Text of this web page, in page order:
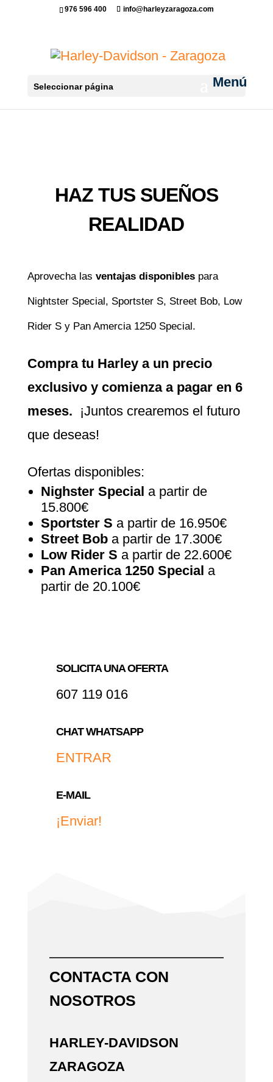
976 596 400 info@harleyzaragoza.com
Seleccionar página
HAZ TUS SUEÑOS
REALIDAD
Aprovecha las ventajas disponiblespara
Nightster Special, Sportster S, Street Bob, Low
Rider S y Pan Amercia 1250 Special.
Compra tu Harley a un precio
exclusivo y comienza a pagar en 6
meses. ¡Juntos crearemos el futuro
que deseas!
Ofertas disponibles:
Nighster Special a partir de
15.800€
Sportster S a partir de 16.950€
Street Boba partir de 17.300€
Low Rider S a partir de 22.600€
Pan America 1250 Special a
partir de 20.100€
SOLICITA UNA OFERTA
607 119 016
CHAT WHATSAPP
ENTRAR
E-MAIL
¡Enviar!
CONTACTA CON
NOSOTROS
HARLEY-DAVIDSON
ZARAGOZA